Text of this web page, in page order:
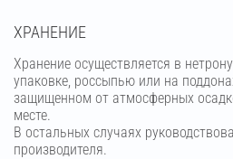
ХРАНЕНИЕ
Хранение осуществляется в
упаковке, россыпью или на
защищенном от атмосферных
месте.
В остальных случаях
производителя.